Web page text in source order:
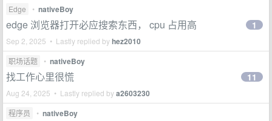
Edge • nativeBoy
edge 浏览器打开必应搜索东西， cpu 占用高
Sep 2, 2025 • Lastly replied byhez2010
1
职场话题 • nativeBoy
找工作心里很慌
Aug 24, 2025 • Lastly replied bya2603230
11
程序员 • nativeBoy